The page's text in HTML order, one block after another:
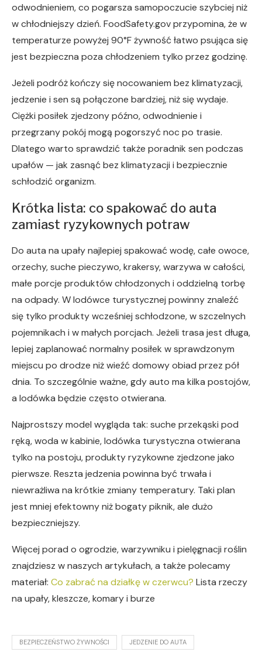
odwodnieniem, co pogarsza samopoczucie szybciej niż
w chłodniejszy dzień. FoodSafety.gov przypomina, że w
temperaturze powyżej 90°F żywność łatwo psująca się
jest bezpieczna poza chłodzeniem tylko przez godzinę.
Jeżeli podróż kończy się nocowaniem bez klimatyzacji,
jedzenie i sen są połączone bardziej, niż się wydaje.
Ciężki posiłek zjedzony późno, odwodnienie i
przegrzany pokój mogą pogorszyć noc po trasie.
Dlatego warto sprawdzić także poradnik sen podczas
upałów — jak zasnąć bez klimatyzacji i bezpiecznie
schłodzić organizm.
Krótka lista: co spakować do auta
zamiast ryzykownych potraw
Do auta na upały najlepiej spakować wodę, całe owoce,
orzechy, suche pieczywo, krakersy, warzywa w całości,
małe porcje produktów chłodzonych i oddzielną torbę
na odpady. W lodówce turystycznej powinny znaleźć
się tylko produkty wcześniej schłodzone, w szczelnych
pojemnikach i w małych porcjach. Jeżeli trasa jest długa,
lepiej zaplanować normalny posiłek w sprawdzonym
miejscu po drodze niż wieźć domowy obiad przez pół
dnia. To szczególnie ważne, gdy auto ma kilka postojów,
a lodówka będzie często otwierana.
Najprostszy model wygląda tak: suche przekąski pod
ręką, woda w kabinie, lodówka turystyczna otwierana
tylko na postoju, produkty ryzykowne zjedzone jako
pierwsze. Reszta jedzenia powinna być trwała i
niewrażliwa na krótkie zmiany temperatury. Taki plan
jest mniej efektowny niż bogaty piknik, ale dużo
bezpieczniejszy.
Więcej porad o ogrodzie, warzywniku i pielęgnacji roślin
znajdziesz w naszych artykułach, a także polecamy
materiał: Co zabrać na działkę w czerwcu? Lista rzeczy
na upały, kleszcze, komary i burze
BEZPIECZEŃSTWO ŻYWNOŚCI JEDZENIE DO AUTA